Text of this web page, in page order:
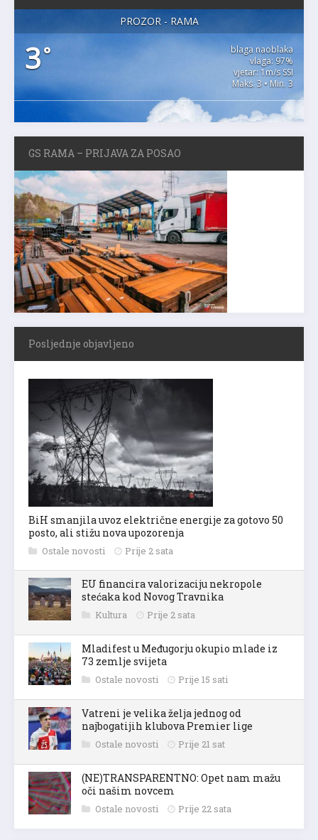
PROZOR - RAMA
3°
blaga naoblaka
vlaga: 97%
vjetar: 1m/s SSI
Maks. 3 • Min. 3
GS RAMA – PRIJAVA ZA POSAO
Posljednje objavljeno
BiH smanjila uvoz električne energije za gotovo 50
posto, ali stižu nova upozorenja
Ostale novosti Prije 2 sata
EU financira valorizaciju nekropole
stećaka kod Novog Travnika
Kultura Prije 2 sata
Mladifest u Međugorju okupio mlade iz
73 zemlje svijeta
Ostale novosti Prije 15 sati
Vatreni je velika želja jednog od
najbogatijih klubova Premier lige
Ostale novosti Prije 21 sat
(NE)TRANSPARENTNO: Opet nam mažu
oči našim novcem
Ostale novosti Prije 22 sata